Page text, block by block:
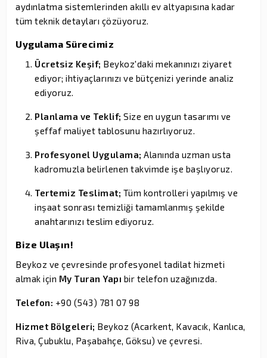
aydınlatma sistemlerinden akıllı ev altyapısına kadar
tüm teknik detayları çözüyoruz.
Uygulama Sürecimiz
Ücretsiz Keşif; Beykoz'daki mekanınızı ziyaret
ediyor; ihtiyaçlarınızı ve bütçenizi yerinde analiz
ediyoruz.
Planlama ve Teklif; Size en uygun tasarımı ve
şeffaf maliyet tablosunu hazırlıyoruz.
Profesyonel Uygulama; Alanında uzman usta
kadromuzla belirlenen takvimde işe başlıyoruz.
Tertemiz Teslimat; Tüm kontrolleri yapılmış ve
inşaat sonrası temizliği tamamlanmış şekilde
anahtarınızı teslim ediyoruz.
Bize Ulaşın!
Beykoz ve çevresinde profesyonel tadilat hizmeti
almak için My Turan Yapı bir telefon uzağınızda.
Telefon: +90 (543) 781 07 98
Hizmet Bölgeleri; Beykoz (Acarkent, Kavacık, Kanlıca,
Riva, Çubuklu, Paşabahçe, Göksu) ve çevresi.